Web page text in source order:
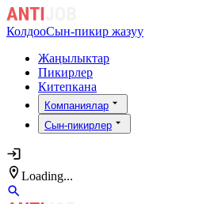
КолдооСын-пикир жазуу
Жаңылыктар
Пикирлер
Китепкана
Компаниялар
Сын-пикирлер
Loading...